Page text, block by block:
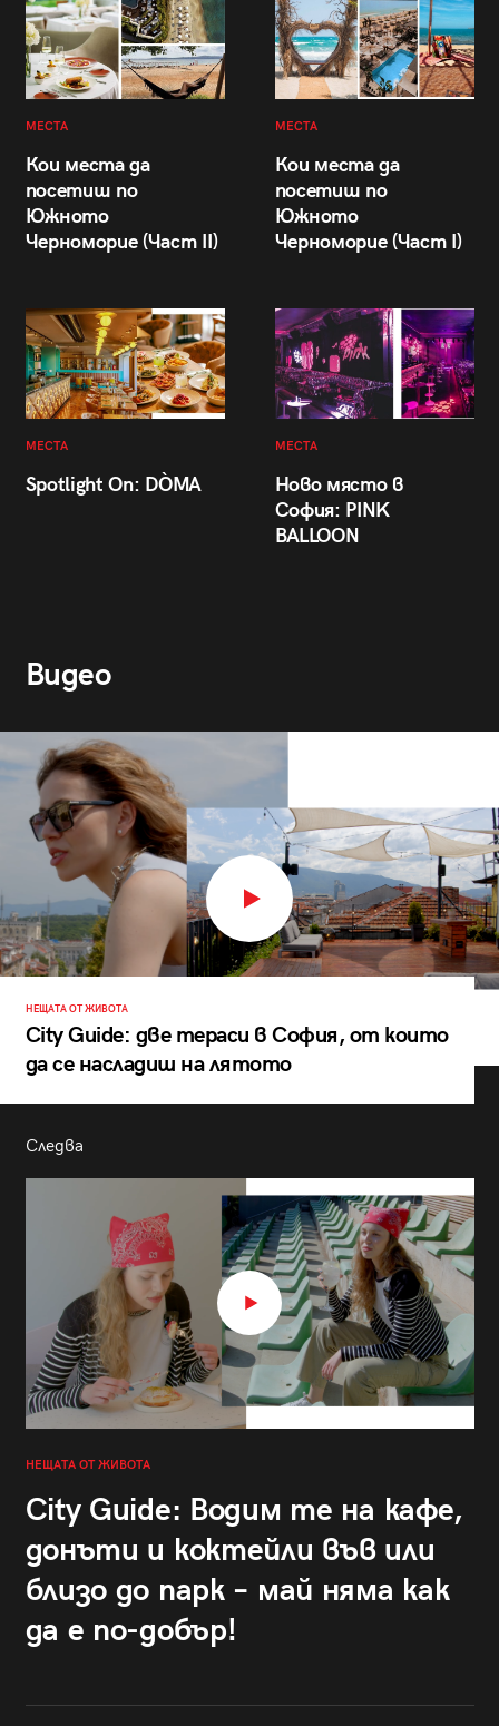
МЕСТА
Кои места да
посетиш по
Южното
Черноморие (Част II)
МЕСТА
Кои места да
посетиш по
Южното
Черноморие (Част I)
МЕСТА
Spotlight On: DÒMA
МЕСТА
Ново място в
София: PINK
BALLOON
Видео
НЕЩАТА ОТ ЖИВОТА
City Guide: две тераси в София, от които
да се насладиш на лятото
Следва
НЕЩАТА ОТ ЖИВОТА
City Guide: Водим те на кафе,
донъти и коктейли във или
близо до парк – май няма как
да е по-добър!